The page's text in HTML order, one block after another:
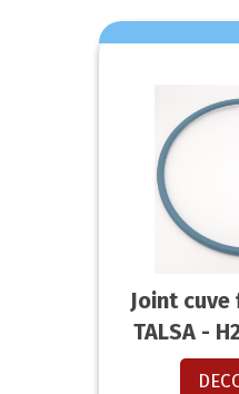
Joint
TALSA -